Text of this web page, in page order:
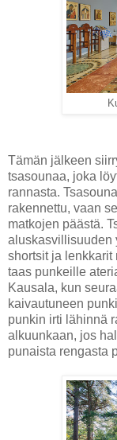
Tämän jälkeen
tsasounaa, joka
rannasta.
rakennettu, vaan
matkojen päästä.
aluskasvillisuuden
shortsit ja
taas punkeille
Kausala, kun
kaivautuneen
punkin irti lähinnä
alkuunkaan, jos
punaista rengasta